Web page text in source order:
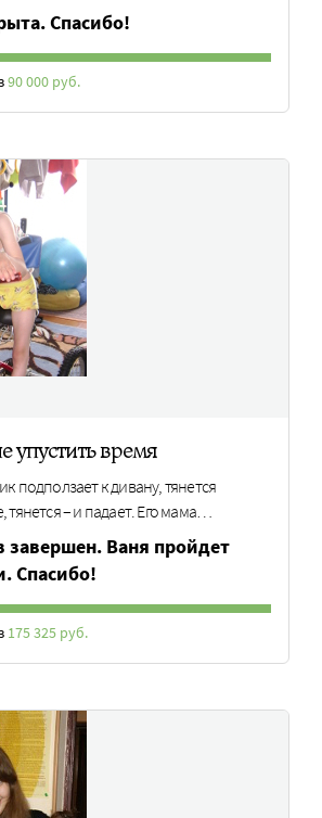
Спасибо!
90 000 руб.
упустить время
подползает к дивану, тянется
тянется – и падает. Его мама…
завершен. Ваня пройдет
Спасибо!
175 325 руб.